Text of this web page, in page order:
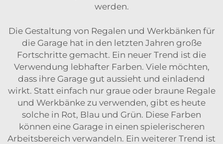
werden.
Die Gestaltung von Regalen und Werkbänken für
die Garage hat in den letzten Jahren große
Fortschritte gemacht. Ein neuer Trend ist die
Verwendung lebhafter Farben. Viele möchten,
dass ihre Garage gut aussieht und einladend
wirkt. Statt einfach nur graue oder braune Regale
und Werkbänke zu verwenden, gibt es heute
solche in Rot, Blau und Grün. Diese Farben
können eine Garage in einen spielerischeren
Arbeitsbereich verwandeln. Ein weiterer Trend ist